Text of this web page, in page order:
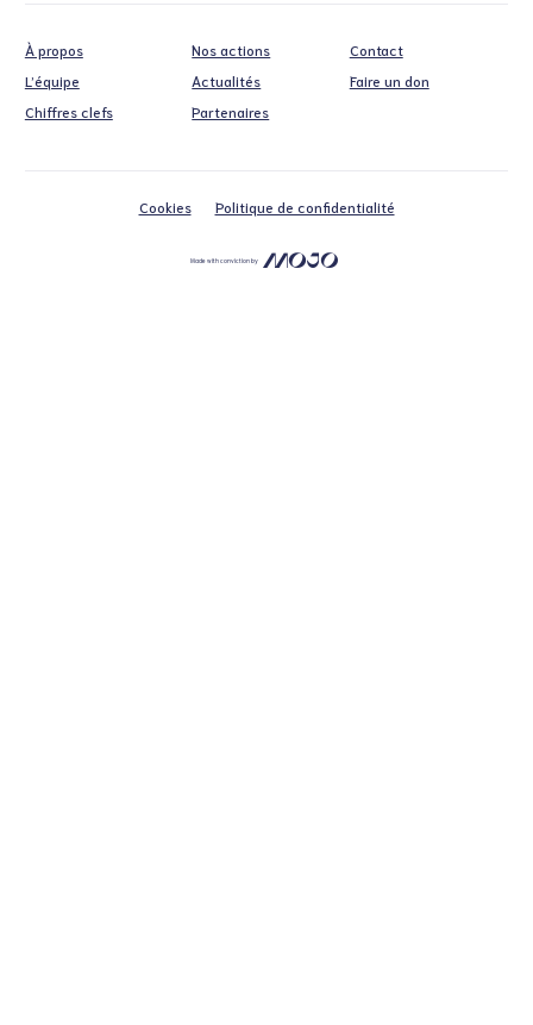
À propos
L’équipe
Chiffres clefs
Nos actions
Actualités
Partenaires
Contact
Faire un don
Cookies Politique de confidentialité
Made with conviction by